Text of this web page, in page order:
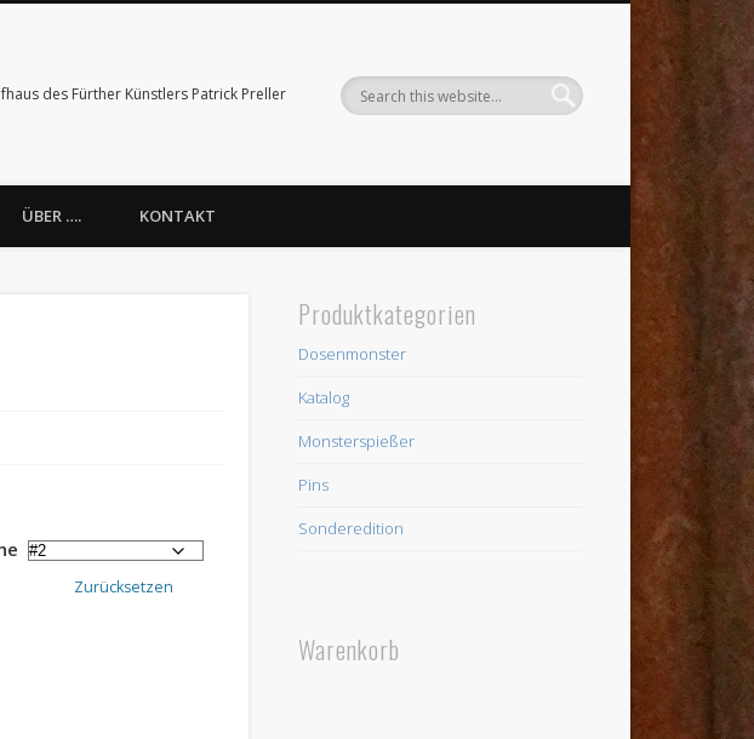
des Fürther Künstlers Patrick Preller
ÜBER …. KONTAKT
Zurücksetzen
Produktkategorien
Dosenmonster
Katalog
Monsterspießer
Pins
Sonderedition
Warenkorb